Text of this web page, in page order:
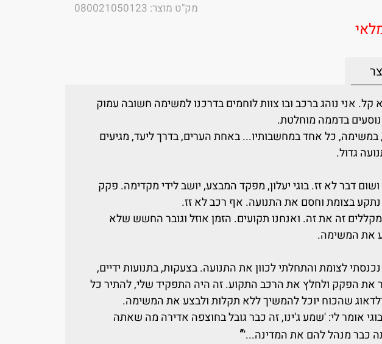
מק"ט מוצר: 080021050123
קל. אני נוהג ברכב ובו צוות לוחמים בדרכנו למשימה חשובה עמוק
בדממה מוחלטת.
במשימה, כל אחד במחשבותיו... באחת הערים, בדרך ליעד, מגיעים
גדול.
דבר לא זז. בוגי יעלון, מפקד המבצע, יושב לידי מקדימה. פקק
בצומת וחסם את התנועה. אף רכב לא זז.
זה את זה. ואנחנו תקועים. הזמן אוזל וגובר החשש שלא
את המשימה.
לצומת והתחלתי לכוון את התנועה. בצעקות, בתנועות ידיים,
את הפקק ולחלץ את הרכב התקוע. זה היה התפקיד שלי, להתיר כל
שהכוח יוכל להמשיך ללא תקלות ולבצע את המשימה.
אומר לי: 'שמע ג'ינו, זה כבר גובל בחוצפה אדירה מה שאתה
כבר מנהל להם את המדינה...'"